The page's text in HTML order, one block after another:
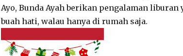
Ayo, Bunda Ayah berikan pengalaman
buah hati, walau hanya di rumah saja.